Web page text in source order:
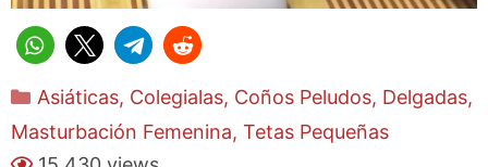
Categorías
Asiáticas, Colegialas, Coños Peludos, Delgadas,
Masturbación Femenina, Tetas Pequeñas